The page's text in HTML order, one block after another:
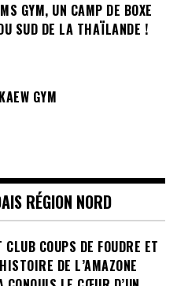
GYM, UN CAMP DE BOXE
SUD DE LA THAÏLANDE !
GYM
RÉGION NORD
COUPS DE FOUDRE ET
DE L’AMAZONE